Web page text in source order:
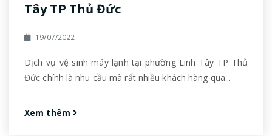
Tây TP Thủ Đức
19/07/2022
Dịch vụ vệ sinh máy lạnh tại phường Linh Tây TP Thủ
Đức chính là nhu cầu mà rất nhiều khách hàng qua...
Xem thêm